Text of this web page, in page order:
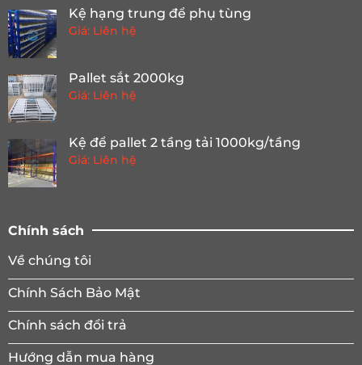
Kệ hạng trung để phụ tùng
Giá: Liên hệ
Pallet sắt 2000kg
Giá: Liên hệ
Kệ để pallet 2 tầng tải 1000kg/tầng
Giá: Liên hệ
Chính sách
Về chúng tôi
Chính Sách Bảo Mật
Chính sách đổi trả
Hướng dẫn mua hàng